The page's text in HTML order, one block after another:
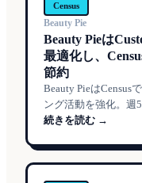
Census
Beauty Pie
Beauty Pieは
最適化し、
節約
Beauty PieはCensus
ング活動を強化。週
続きを読む →